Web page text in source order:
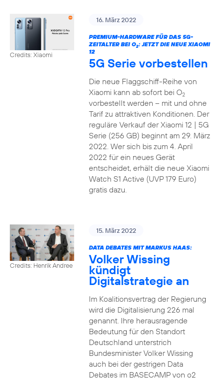
Credits: Xiaomi
16. März 2022
PREMIUM-HARDWARE FÜR DAS 5G-
ZEITALTER BEI O2: JETZT DIE NEUE XIAOMI
12
5G Serie vorbestellen
Die neue Flaggschiff-Reihe von
Xiaomi kann ab sofort bei O2
vorbestellt werden – mit und ohne
Tarif zu attraktiven Konditionen. Der
reguläre Verkauf der Xiaomi 12 | 5G
Serie (256 GB) beginnt am 29. März
2022. Wer sich bis zum 4. April
2022 für ein neues Gerät
entscheidet, erhält die neue Xiaomi
Watch S1 Active (UVP 179 Euro)
gratis dazu.
Credits: Henrik Andree
15. März 2022
DATA DEBATES MIT MARKUS HAAS:
Volker Wissing
kündigt
Digitalstrategie an
Im Koalitionsvertrag der Regierung
wird die Digitalisierung 226 mal
genannt. Ihre herausragende
Bedeutung für den Standort
Deutschland unterstrich
Bundesminister Volker Wissing
auch bei der gestrigen Data
Debates im BASECAMP von o2